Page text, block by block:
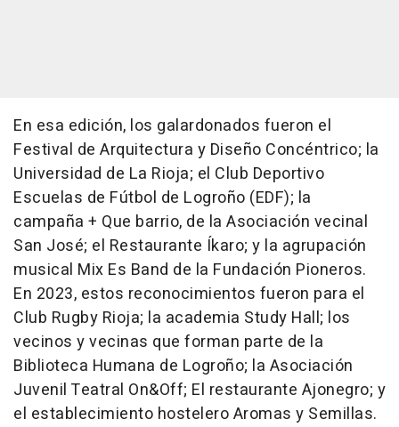
En esa edición, los galardonados fueron el
Festival de Arquitectura y Diseño Concéntrico; la
Universidad de La Rioja; el Club Deportivo
Escuelas de Fútbol de Logroño (EDF); la
campaña + Que barrio, de la Asociación vecinal
San José; el Restaurante Íkaro; y la agrupación
musical Mix Es Band de la Fundación Pioneros.
En 2023, estos reconocimientos fueron para el
Club Rugby Rioja; la academia Study Hall; los
vecinos y vecinas que forman parte de la
Biblioteca Humana de Logroño; la Asociación
Juvenil Teatral On&Off; El restaurante Ajonegro; y
el establecimiento hostelero Aromas y Semillas.